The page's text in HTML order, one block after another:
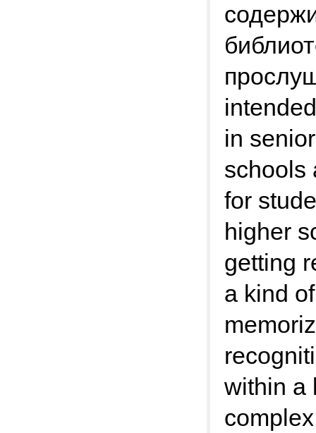
in
schools
for
higher
getting
a kind
within a